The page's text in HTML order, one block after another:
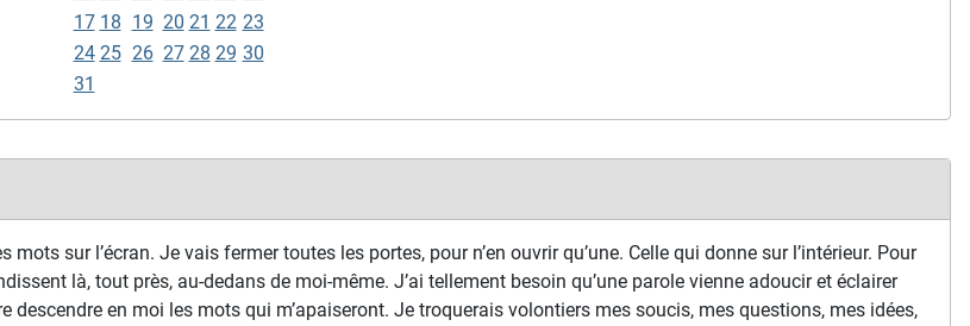
sur l’écran. Je vais fermer toutes les portes, pour n’en ouvrir qu’une. Celle qui donne sur l’intérieur. Pour
là, tout près, au-dedans de moi-même. J’ai tellement besoin qu’une parole vienne adoucir et éclairer
en moi les mots qui m’apaiseront. Je troquerais volontiers mes soucis, mes questions, mes idées,
17 18 19 20 21 22 23
24 25 26 27 28 29 30
31